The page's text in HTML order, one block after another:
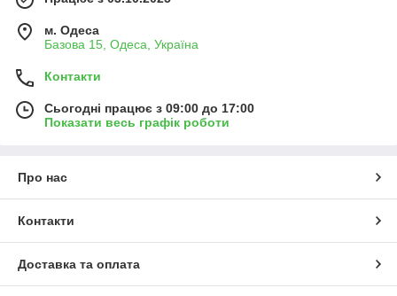
м. Одеса
Базова 15, Одеса, Україна
Контакти
Сьогодні працює з 09:00 до 17:00
Показати весь графік роботи
Про нас
Контакти
Доставка та оплата